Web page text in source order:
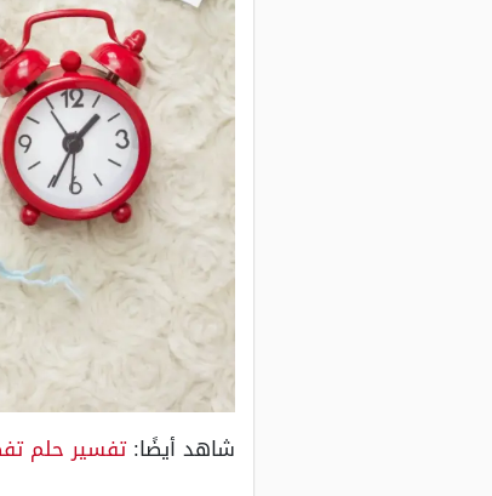
شاهد أيضًا:تفسير حلم